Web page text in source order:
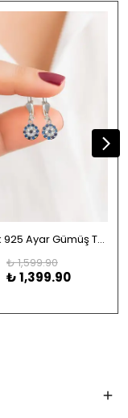
Çocuk 925 Ayar Gümüş Taşlı Nazar Boncuğu Mengeç Küpesi Batmaz Güvenli Kilit
₺ 1,599.90
₺ 1,399.90